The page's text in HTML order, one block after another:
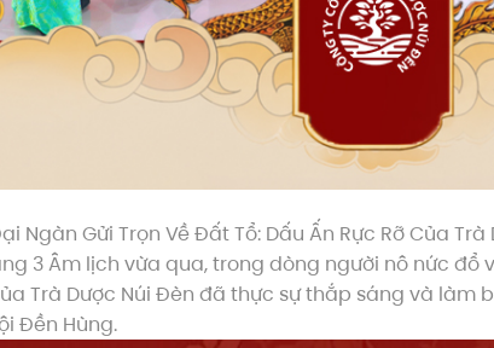
Ngàn Gửi Trọn Về Đất Tổ: Dấu Ấn Rực Rỡ Của
3 Âm lịch vừa qua, trong dòng người nô nức đổ
Trà Dược Núi Đèn đã thực sự thắp sáng và làm
Đền Hùng.